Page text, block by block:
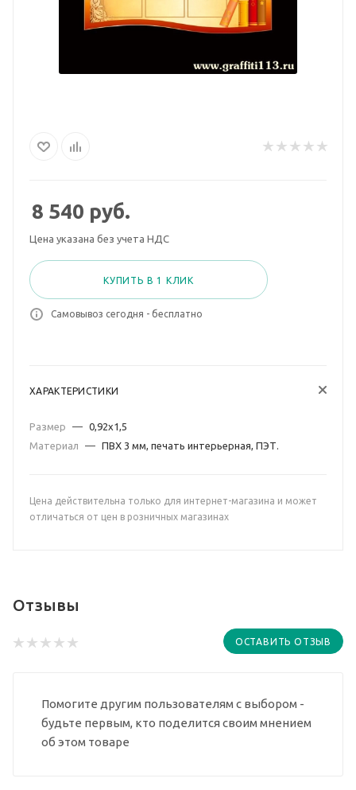
8 540 руб.
Цена указана без учета НДС
КУПИТЬ В 1 КЛИК
Самовывоз сегодня - бесплатно
ХАРАКТЕРИСТИКИ
Размер — 0,92х1,5
Материал
— ПВХ 3 мм, печать интерьерная, ПЭТ.
Цена действительна только для интернет-магазина и может
отличаться от цен в розничных магазинах
Отзывы
ОСТАВИТЬ ОТЗЫВ
Помогите другим пользователям с выбором -
будьте первым, кто поделится своим мнением
об этом товаре